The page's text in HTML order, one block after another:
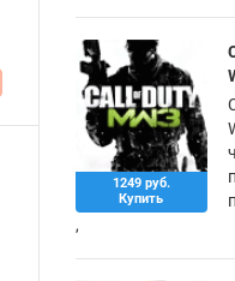
1249 руб.
Купить
,